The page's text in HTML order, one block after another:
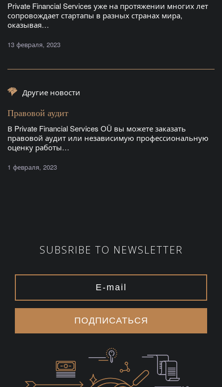
Private Financial Services уже на протяжении многих лет
сопровождает стартапы в разных странах мира,
оказывая…
13 февраля, 2023
Другие новости
Правовой аудит
В Private Financial Services OÜ вы можете заказать
правовой аудит или независимую профессиональную
оценку работы…
1 февраля, 2023
SUBSRIBE TO NEWSLETTER
ПОДПИСАТЬСЯ